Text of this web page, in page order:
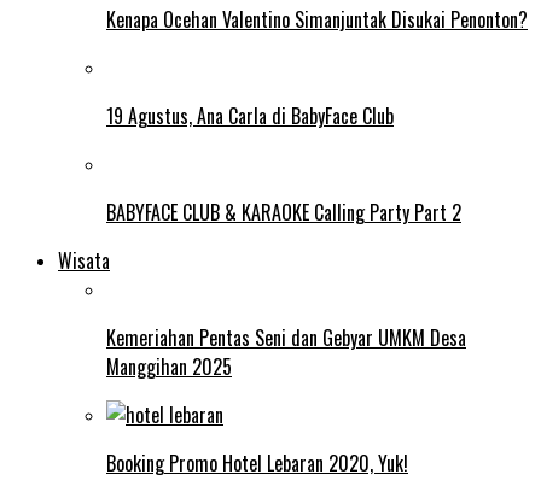
Kenapa Ocehan Valentino Simanjuntak Disukai Penonton?
19 Agustus, Ana Carla di BabyFace Club
BABYFACE CLUB & KARAOKE Calling Party Part 2
Wisata
Kemeriahan Pentas Seni dan Gebyar UMKM Desa
Manggihan 2025
Booking Promo Hotel Lebaran 2020, Yuk!